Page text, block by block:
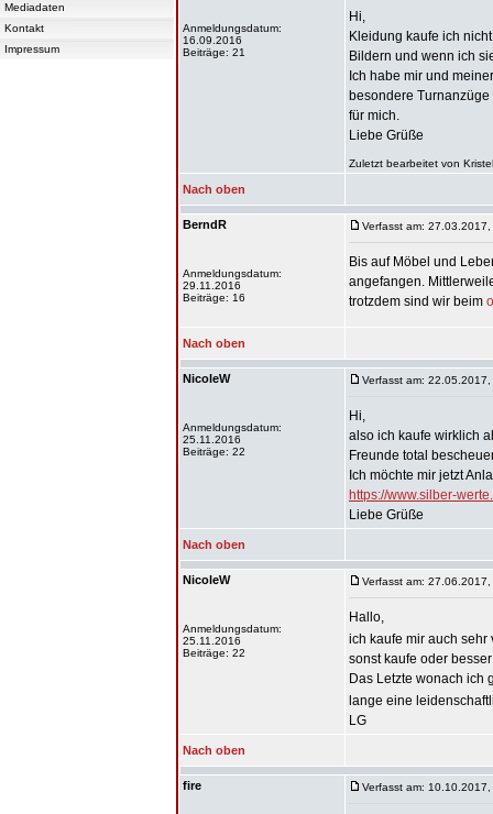
Mediadaten
Kontakt
Impressum
Anmeldungsdatum:
16.09.2016
Beiträge: 21
Hi,
Kleidung kaufe ich
Bildern und wenn ich
Ich habe mir und
besondere
für mich.
Liebe Grüße
Zuletzt bearbeitet von
Nach oben
BerndR
Anmeldungsdatum:
29.11.2016
Beiträge: 16
Verfasst am:
Bis auf Möbel und
angefangen.
trotzdem sind wir beim
Nach oben
NicoleW
Anmeldungsdatum:
25.11.2016
Beiträge: 22
Verfasst am:
Hi,
also ich kaufe wirklich
Freunde total
Ich möchte mir jetzt
https://www.silber-
Liebe Grüße
Nach oben
NicoleW
Anmeldungsdatum:
25.11.2016
Beiträge: 22
Verfasst am:
Hallo,
ich kaufe mir auch
sonst kaufe oder
Das Letzte wonach ich
lange eine
LG
Nach oben
fire Verfasst am: